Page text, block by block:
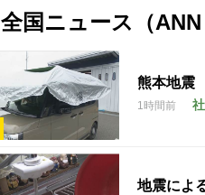
全国ニュース（ANN
熊本地震
1時間前
地震によ